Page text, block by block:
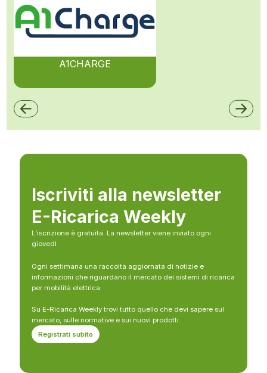
A1CHARGE
Iscriviti alla newsletter
E-Ricarica Weekly
L’iscrizione è gratuita. La newsletter viene inviato ogni
giovedì
Ogni settimana una raccolta aggiornata di notizie e
informazioni che riguardano il mercato dei sistemi di ricarica
per mobilità elettrica.
Su E-Ricarica Weekly trovi tutto quello che devi sapere sul
mercato, sulle normative e sui nuovi prodotti.
Registrati subito